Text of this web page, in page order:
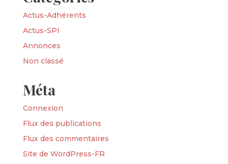
Actus-Adhérents
Actus-SPI
Annonces
Non classé
Méta
Connexion
Flux des publications
Flux des commentaires
Site de WordPress-FR